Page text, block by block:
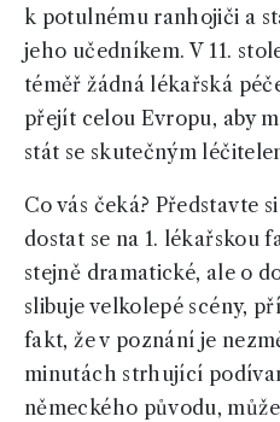
k potulnému ranhojiči a
jeho učedníkem. V 11.
téměř žádná lékařská
přejít celou Evropu, aby
stát se skutečným
Co vás čeká? Představte
dostat se na 1. lékařskou
stejně dramatické, ale o
slibuje velkolepé scény,
fakt, že v poznání je
minutách strhující
německého původu,